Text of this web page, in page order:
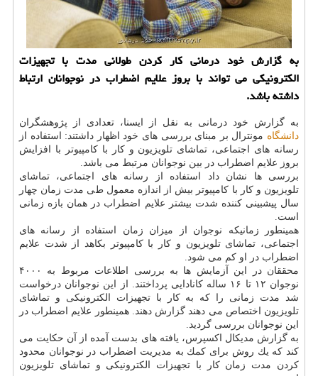
به گزارش خود درمانی كار كردن طولانی مدت با تجهیزات
الكترونیكی می تواند با بروز علایم اضطراب در نوجوانان ارتباط
داشته باشد.
به گزارش خود درمانی به نقل از ایسنا، تعدادی از پژوهشگران
دانشگاه مونترال بر مبنای بررسی های خود اظهار داشتند: استفاده از
رسانه های اجتماعی، تماشای تلویزیون و كار با كامپیوتر با افزایش
بروز علایم اضطراب در بین نوجوانان مرتبط می باشد.
بررسی ها نشان داد استفاده از رسانه های اجتماعی، تماشای
تلویزیون و كار با كامپیوتر بیش از اندازه معمول طی مدت زمان چهار
سال پیشبینی كننده شدت بیشتر علایم اضطراب در همان بازه زمانی
است.
همینطور زمانیكه نوجوان از میزان زمان استفاده از رسانه های
اجتماعی، تماشای تلویزیون و كار با كامپیوتر بكاهد از شدت علایم
اضطراب در او كم می شود.
محققان در این آزمایش ها به بررسی اطلاعات مربوط به ۴۰۰۰
نوجوان ۱۲ تا ۱۶ ساله كانادایی پرداختند. از این نوجوانان درخواست
شد مدت زمانی را كه به كار با تجهیزات الكترونیكی و تماشای
تلویزیون اختصاص می دهند گزارش دهند. همینطور علایم اضطراب در
این نوجوانان بررسی گردید.
به گزارش مدیكال اكسپرس، یافته های بدست آمده از آن حكایت می
كند كه یك روش برای كمك به مدیریت اضطراب در نوجوانان محدود
كردن مدت زمان كار با تجهیزات الكترونیكی و تماشای تلویزیون